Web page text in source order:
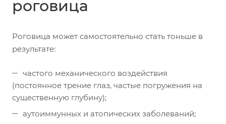
роговица
Роговица может самостоятельно стать тоньше в
результате:
частого механического воздействия
(постоянное трение глаз, частые погружения на
существенную глубину);
аутоиммунных и атопических заболеваний;